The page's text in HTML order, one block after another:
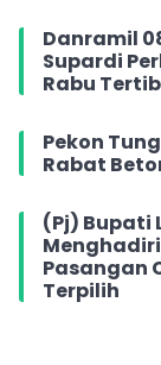
Danramil
Supardi
Rabu Tertib
Pekon
Rabat
(Pj) Bupati
Pasangan
Terpilih